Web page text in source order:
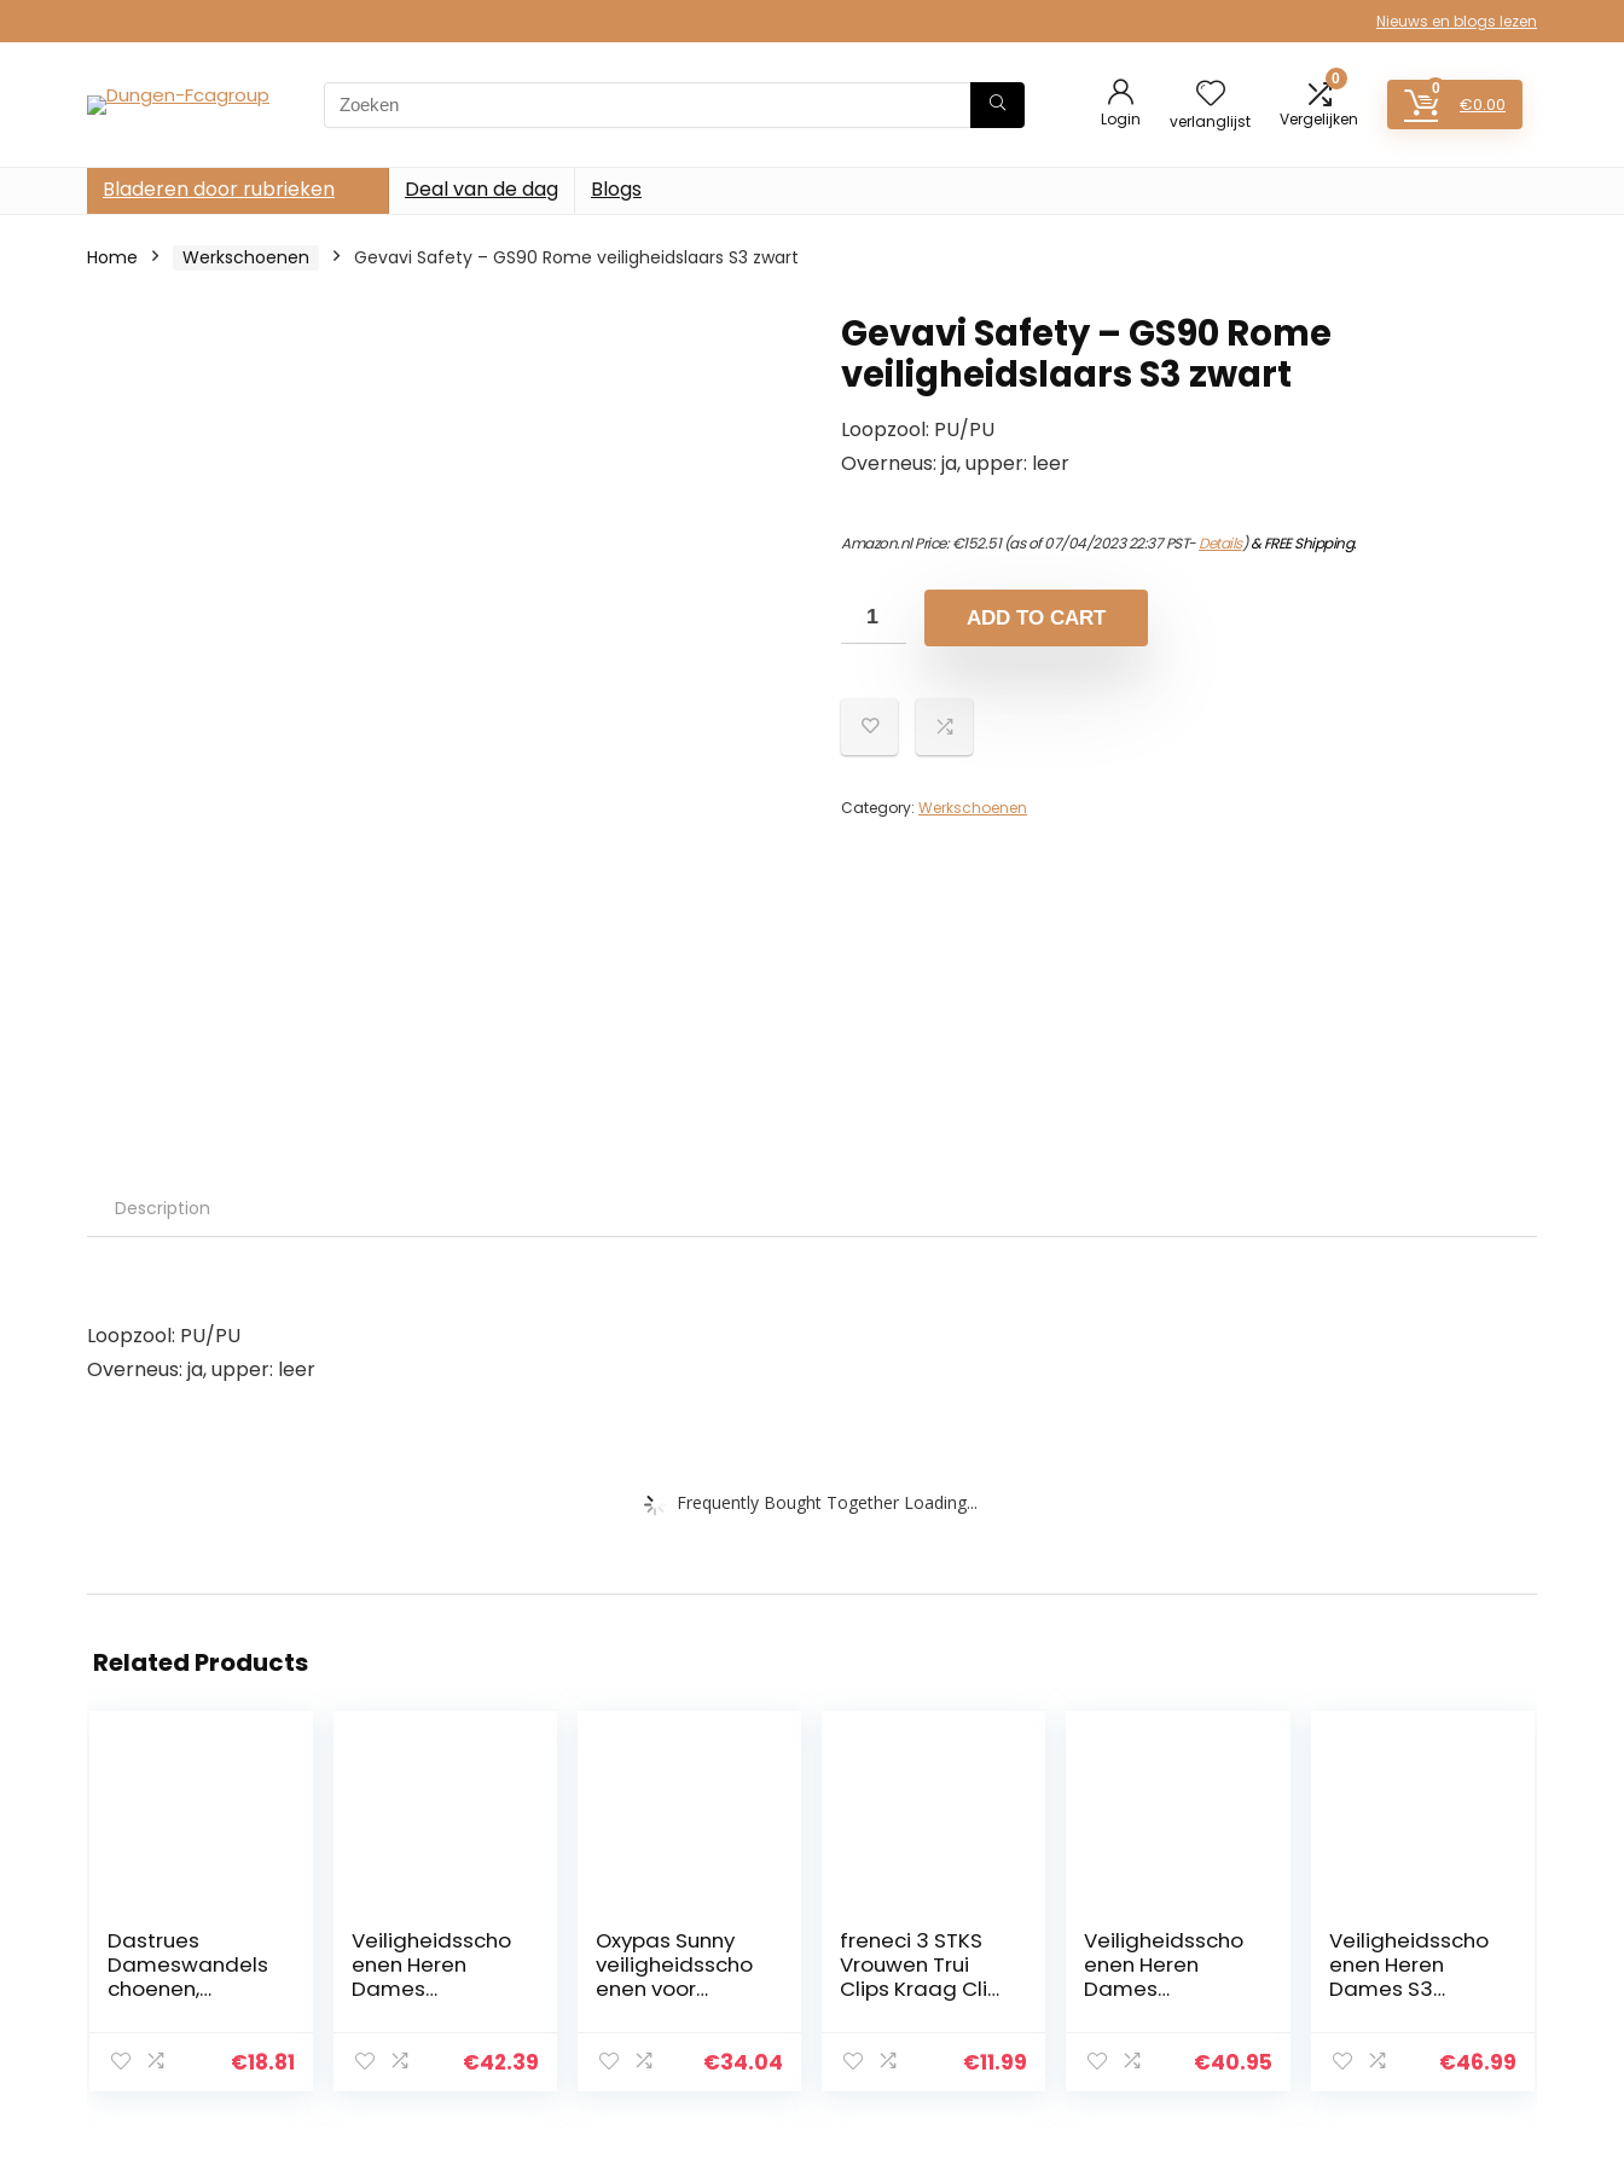
Nieuws en blogs lezen
Search
for:
Login verlanglijst
0
Vergelijken
0
€0.00
Bladeren door rubrieken Deal van de dag Blogs
Home Werkschoenen Gevavi Safety – GS90 Rome veiligheidslaars S3 zwart
Gevavi Safety – GS90 Rome
veiligheidslaars S3 zwart
Loopzool: PU/PU
Overneus: ja, upper: leer
Amazon.nl Price:€152.51(as of 07/04/2023 22:37 PST-Details)&FREE Shipping.
ADD TO CART
Category: Werkschoenen
Description
Loopzool: PU/PU
Overneus: ja, upper: leer
Frequently Bought Together Loading...
Related Products
Dastrues
Dameswandels
choenen,
vliegende
€18.81
Veiligheidsscho
enen Heren
Dames
Stalen Neus€42.39
Oxypas Sunny
veiligheidsscho
enen voor
€34.04
freneci 3 STKS
Vrouwen Trui
Clips Kraag Clip
€11.99
Veiligheidsscho
enen Heren
Dames
Stalen Neus€40.95
Veiligheidsscho
enen Heren
Dames S3
met Stalen Neus
€46.99